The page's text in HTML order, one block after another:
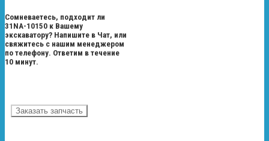
Сомневаетесь, подходит ли
31NA-10150 к Вашему
экскаватору? Напишите в Чат, или
свяжитесь с нашим менеджером
по телефону. Ответим в течение
10 минут.
Заказать запчасть